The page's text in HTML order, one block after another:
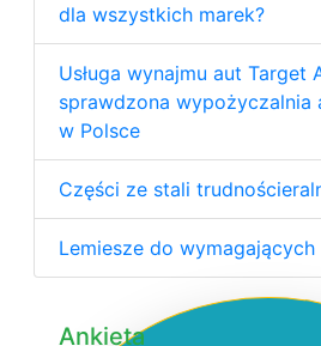
dla wszystkich marek?
Usługa wynajmu aut Target
sprawdzona wypożyczalnia
w Polsce
Części ze stali
Lemiesze do wymagających
Ankieta